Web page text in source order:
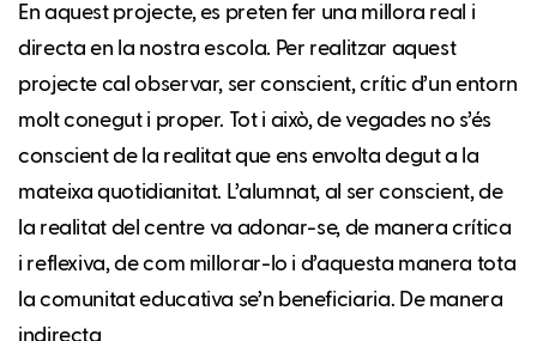
En aquest projecte, es preten fer una millora real i
directa en la nostra escola. Per realitzar aquest
projecte cal observar, ser conscient, crític d’un entorn
molt conegut i proper. Tot i això, de vegades no s’és
conscient de la realitat que ens envolta degut a la
mateixa quotidianitat. L’alumnat, al ser conscient, de
la realitat del centre va adonar-se, de manera crítica
i reflexiva, de com millorar-lo i d’aquesta manera tota
la comunitat educativa se’n beneficiaria. De manera
indirecta